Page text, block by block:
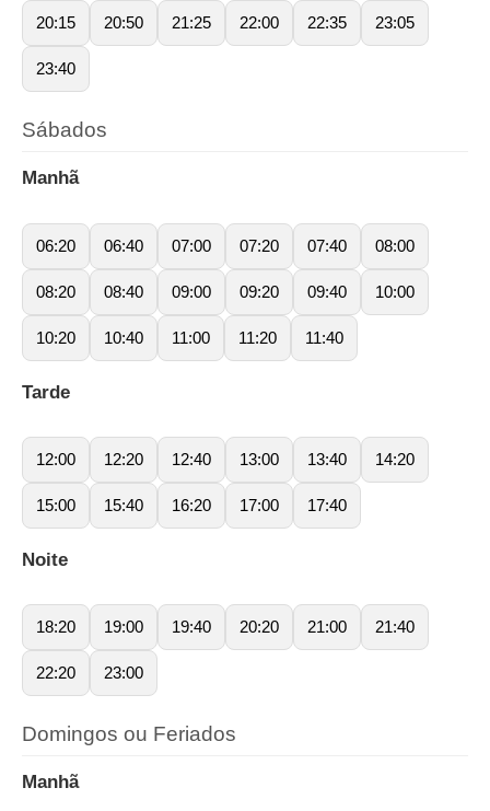
20:15 20:50 21:25 22:00 22:35 23:05
23:40
Sábados
Manhã
06:20 06:40 07:00 07:20 07:40 08:00
08:20 08:40 09:00 09:20 09:40 10:00
10:20 10:40 11:00 11:20 11:40
Tarde
12:00 12:20 12:40 13:00 13:40 14:20
15:00 15:40 16:20 17:00 17:40
Noite
18:20 19:00 19:40 20:20 21:00 21:40
22:20 23:00
Domingos ou Feriados
Manhã